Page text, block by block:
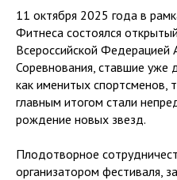
11 октября 2025 года в
Фитнеса состоялся
Всероссийской Федерацией
Соревнования, ставшие уже
как именитых спортсменов,
главным итогом стали
рождение новых звезд.
Плодотворное
организатором фестиваля,